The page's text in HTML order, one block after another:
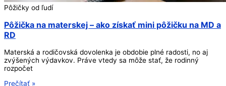
Pôžičky od ľudí
Pôžička na materskej – ako získať mini pôžičku na MD a
RD
Materská a rodičovská dovolenka je obdobie plné radosti, no aj
zvýšených výdavkov. Práve vtedy sa môže stať, že rodinný
rozpočet
Prečítať »